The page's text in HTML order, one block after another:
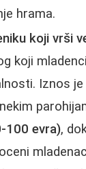
hrama.
koji vrši
koji
Iznos
100 evra),